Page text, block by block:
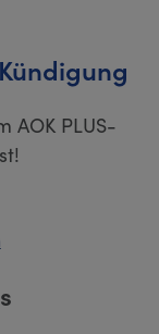
AOK PLUS-